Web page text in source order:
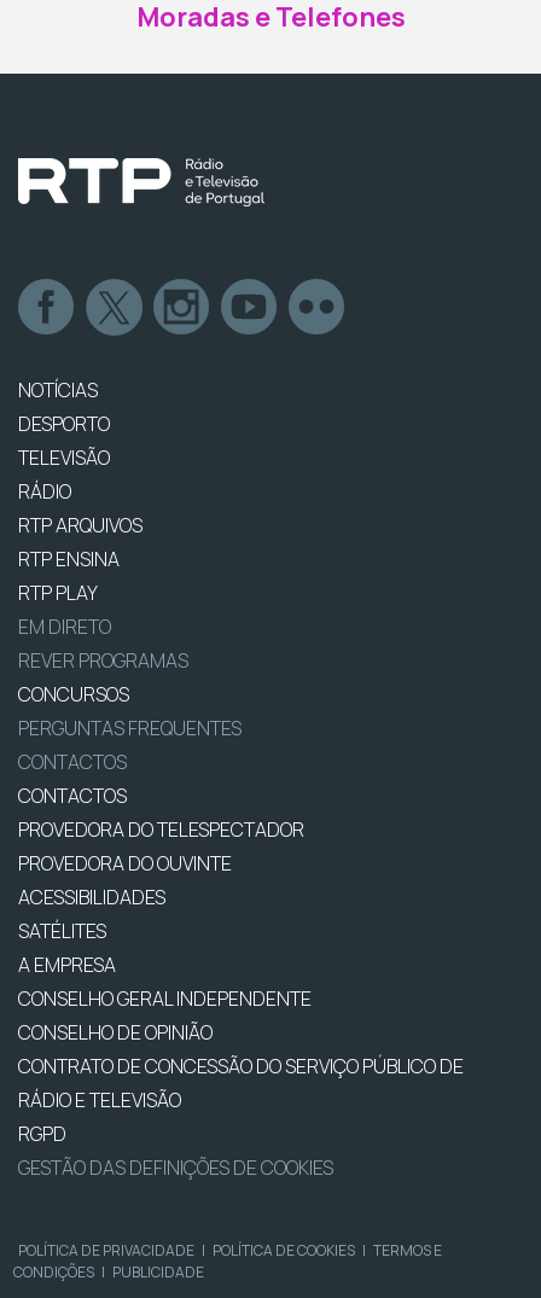
Moradas e Telefones
NOTÍCIAS
DESPORTO
TELEVISÃO
RÁDIO
RTP ARQUIVOS
RTP ENSINA
RTP PLAY
EM DIRETO
REVER PROGRAMAS
CONCURSOS
PERGUNTAS FREQUENTES
CONTACTOS
CONTACTOS
PROVEDORA DO TELESPECTADOR
PROVEDORA DO OUVINTE
ACESSIBILIDADES
SATÉLITES
A EMPRESA
CONSELHO GERAL INDEPENDENTE
CONSELHO DE OPINIÃO
CONTRATO DE CONCESSÃO DO SERVIÇO PÚBLICO DE
RÁDIO E TELEVISÃO
RGPD
GESTÃO DAS DEFINIÇÕES DE COOKIES
POLÍTICA DE PRIVACIDADE | POLÍTICA DE COOKIES | TERMOS E
CONDIÇÕES | PUBLICIDADE